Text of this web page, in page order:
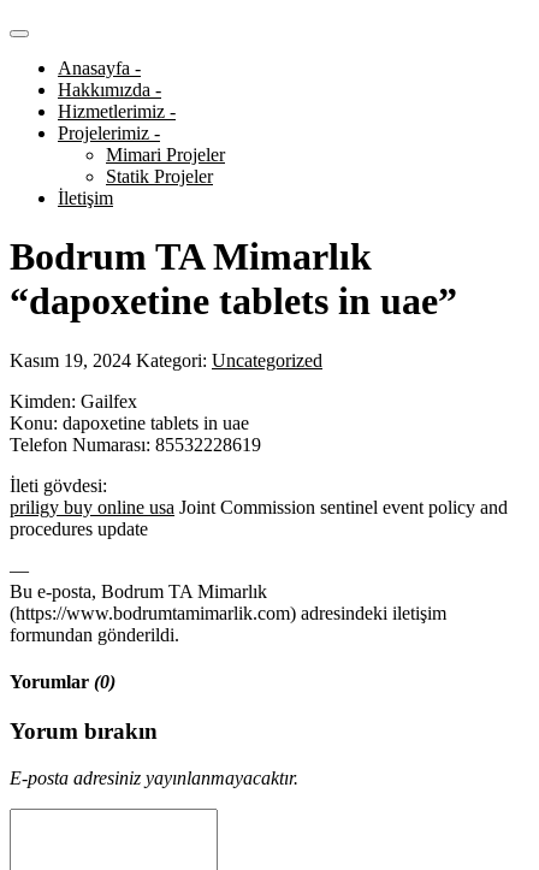
Anasayfa -
Hakkımızda -
Hizmetlerimiz -
Projelerimiz -
Mimari Projeler
Statik Projeler
İletişim
Bodrum TA Mimarlık
“dapoxetine tablets in uae”
Kasım 19, 2024 Kategori: Uncategorized
Kimden: Gailfex
Konu: dapoxetine tablets in uae
Telefon Numarası: 85532228619
İleti gövdesi:
priligy buy online usa Joint Commission sentinel event policy and
procedures update
—
Bu e-posta, Bodrum TA Mimarlık
(https://www.bodrumtamimarlik.com) adresindeki iletişim
formundan gönderildi.
Yorumlar (0)
Yorum bırakın
E-posta adresiniz yayınlanmayacaktır.